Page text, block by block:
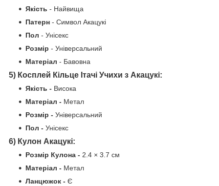
Якість - Найвища
Патерн - Символ Акацукі
Пол - Унісекс
Розмір - Універсальний
Матеріал - Бавовна
5) Косплей Кільце Ітачі Учихи з Акацукі:
Якість - Висока
Матеріал - Метал
Розмір - Універсальний
Пол - Унісекс
6) Кулон Акацукі:
Розмір Кулона - 2.4 × 3.7 cм
Матеріал - Метал
Ланцюжок - Є